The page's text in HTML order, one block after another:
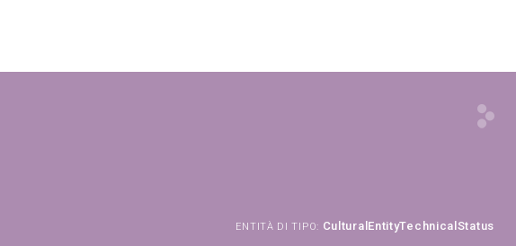
ENTITÀ DI TIPO: CulturalEntityTechnicalStatus